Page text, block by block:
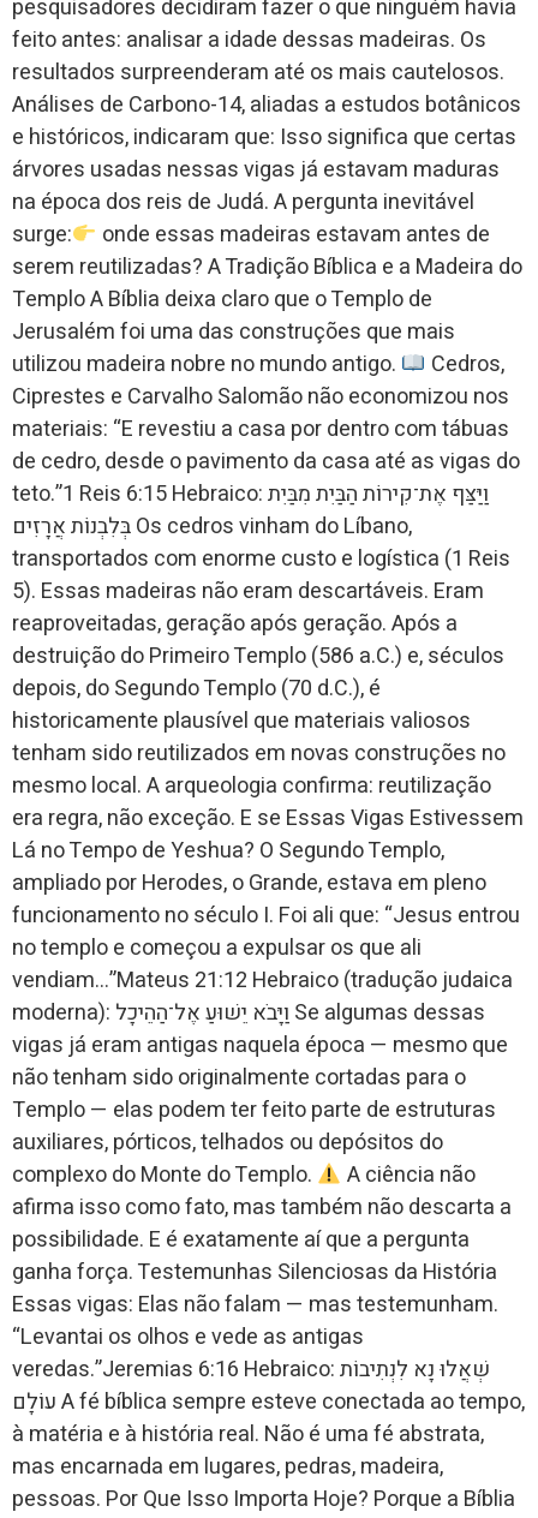
pesquisadores decidiram fazer o que ninguém havia
feito antes: analisar a idade dessas madeiras. Os
resultados surpreenderam até os mais cautelosos.
Análises de Carbono-14, aliadas a estudos botânicos
e históricos, indicaram que: Isso significa que certas
árvores usadas nessas vigas já estavam maduras
na época dos reis de Judá. A pergunta inevitável
surge:
onde essas madeiras estavam antes de
serem reutilizadas? A Tradição Bíblica e a Madeira do
Templo A Bíblia deixa claro que o Templo de
Jerusalém foi uma das construções que mais
utilizou madeira nobre no mundo antigo.
Cedros,
Ciprestes e Carvalho Salomão não economizou nos
materiais: “E revestiu a casa por dentro com tábuas
de cedro, desde o pavimento da casa até as vigas do
teto.”1 Reis 6:15 Hebraico: וַיַּצַּף אֶת־קִירוֹת הַבַּיִת מִבַּיִת
בְּלִבְנוֹת אֲרָזִים Os cedros vinham do Líbano,
transportados com enorme custo e logística (1 Reis
5). Essas madeiras não eram descartáveis. Eram
reaproveitadas, geração após geração. Após a
destruição do Primeiro Templo (586 a.C.) e, séculos
depois, do Segundo Templo (70 d.C.), é
historicamente plausível que materiais valiosos
tenham sido reutilizados em novas construções no
mesmo local. A arqueologia confirma: reutilização
era regra, não exceção. E se Essas Vigas Estivessem
Lá no Tempo de Yeshua? O Segundo Templo,
ampliado por Herodes, o Grande, estava em pleno
funcionamento no século I. Foi ali que: “Jesus entrou
no templo e começou a expulsar os que ali
vendiam…”Mateus 21:12 Hebraico (tradução judaica
moderna): וַיָּבֹא יֵשׁוּעַ אֶל־הַהֵיכָל Se algumas dessas
vigas já eram antigas naquela época — mesmo que
não tenham sido originalmente cortadas para o
Templo — elas podem ter feito parte de estruturas
auxiliares, pórticos, telhados ou depósitos do
complexo do Monte do Templo.
A ciência não
afirma isso como fato, mas também não descarta a
possibilidade. E é exatamente aí que a pergunta
ganha força. Testemunhas Silenciosas da História
Essas vigas: Elas não falam — mas testemunham.
“Levantai os olhos e vede as antigas
veredas.”Jeremias 6:16 Hebraico: שְׁאֲלוּ נָא לִנְתִיבוֹת
עוֹלָם A fé bíblica sempre esteve conectada ao tempo,
à matéria e à história real. Não é uma fé abstrata,
mas encarnada em lugares, pedras, madeira,
pessoas. Por Que Isso Importa Hoje? Porque a Bíblia